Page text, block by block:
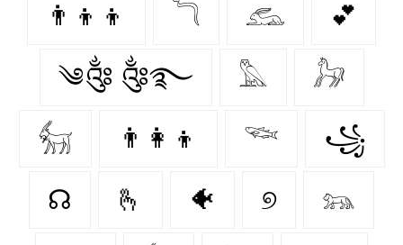
👨‍👦‍👦 𓆓 𓃹 💕
༄༂ ༂࿐ 𓅓 𓃗
𓃶 👨‍👩‍👦 𓆝 ꧁
☊ 🫰 🐠 ୭ 𓃬